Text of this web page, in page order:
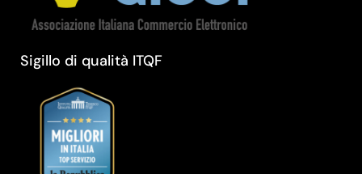
Sigillo di qualità ITQF